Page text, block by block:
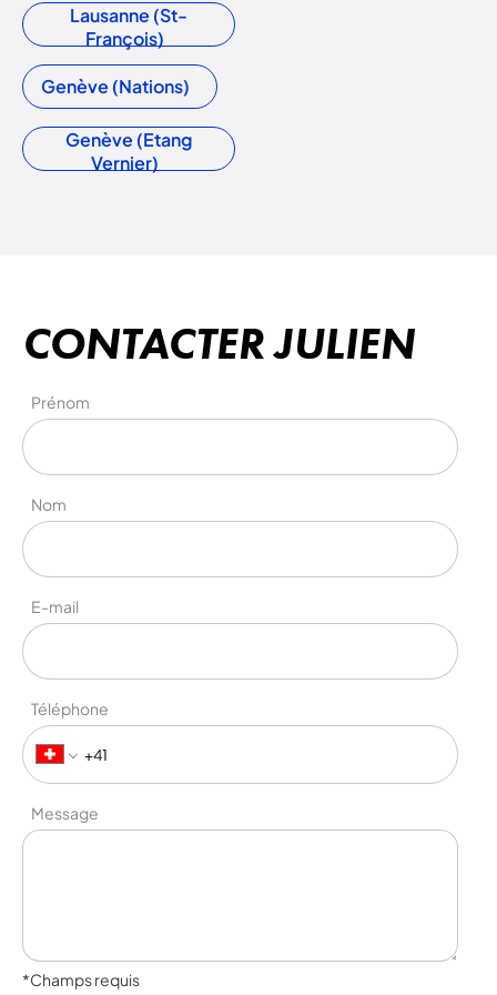
Lausanne (St-
François)
Genève (Nations)
Genève (Etang
Vernier)
CONTACTER JULIEN
Prénom
Nom
E-mail
Téléphone
Message
*Champs requis